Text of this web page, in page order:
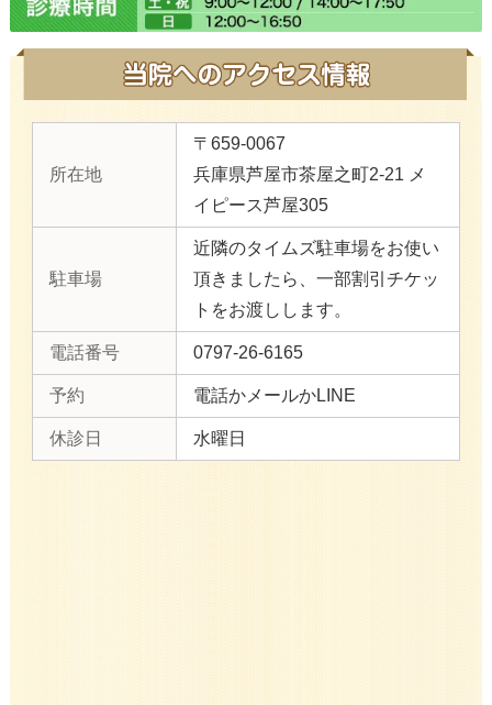
所在地
〒659-0067
兵庫県芦屋市茶屋之町2-21 メ
イピース芦屋305
駐車場
近隣のタイムズ駐車場をお使い
頂きましたら、一部割引チケッ
トをお渡しします。
電話番号 0797-26-6165
予約 電話かメールかLINE
休診日 水曜日